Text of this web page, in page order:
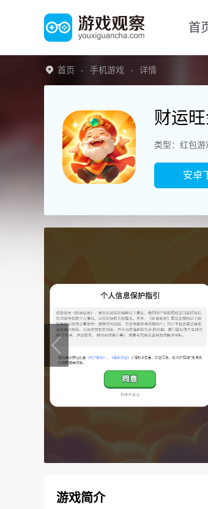
首
首页 手机游戏 详情
财运
类型：红包游
安卓
游戏简介